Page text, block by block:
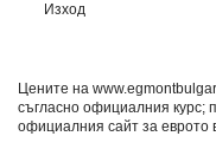
Изход
Цените на
съгласно официалния
официалния сайт за еврото